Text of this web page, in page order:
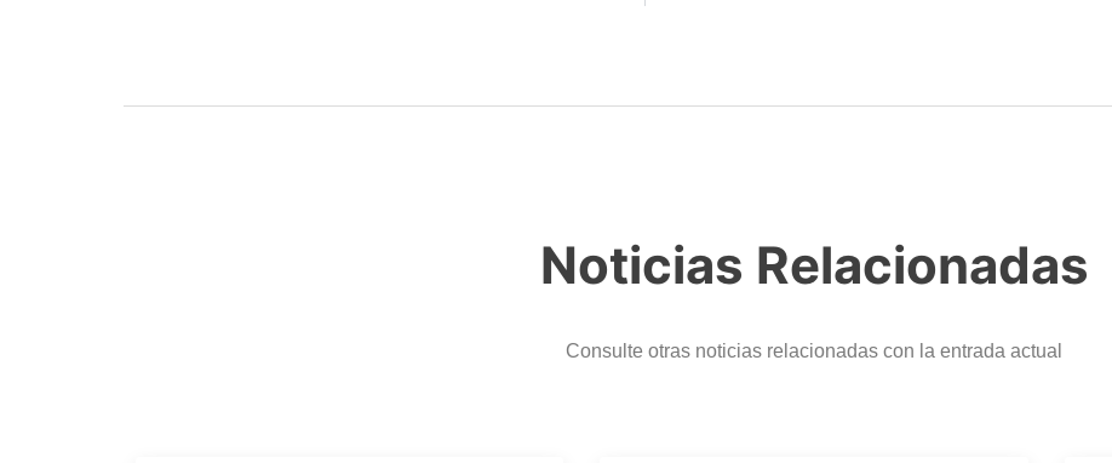
Noticias Relacionadas
Consulte otras noticias relacionadas con la entrada actual